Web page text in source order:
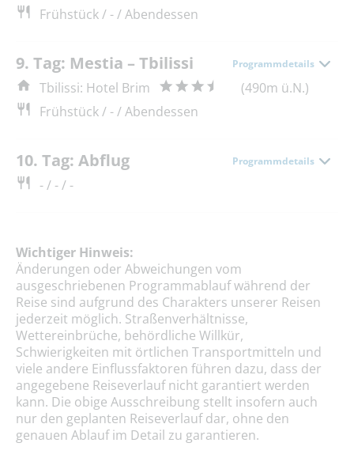
Frühstück / - / Abendessen
9. Tag: Mestia – Tbilissi Programmdetails
Tbilissi: Hotel Brim
(490m ü.N.)
Frühstück / - / Abendessen
10. Tag: Abflug Programmdetails
- / - / -
Wichtiger Hinweis:
Änderungen oder Abweichungen vom
ausgeschriebenen Programmablauf während der
Reise sind aufgrund des Charakters unserer Reisen
jederzeit möglich. Straßenverhältnisse,
Wettereinbrüche, behördliche Willkür,
Schwierigkeiten mit örtlichen Transportmitteln und
viele andere Einflussfaktoren führen dazu, dass der
angegebene Reiseverlauf nicht garantiert werden
kann. Die obige Ausschreibung stellt insofern auch
nur den geplanten Reiseverlauf dar, ohne den
genauen Ablauf im Detail zu garantieren.